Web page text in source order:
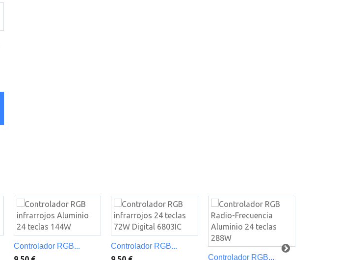
Controlador RGB... Controlador RGB...
Controlador RGB...